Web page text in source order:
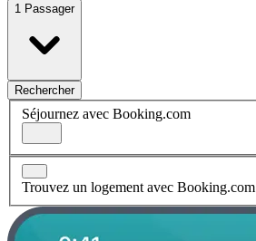
1 Passager
Rechercher
Séjournez avec Booking.com
Trouvez un logement avec Booking.com